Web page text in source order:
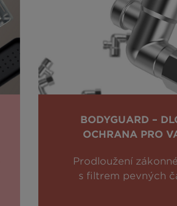
BODYGUARD –
OCHRANA PRO
Prodloužení
s filtrem pevných